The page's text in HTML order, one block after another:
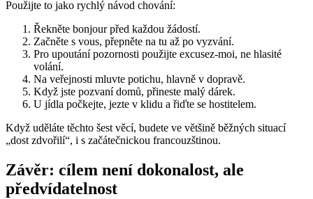
Použijte to jako rychlý návod chování:
Řekněte bonjour před každou žádostí.
Začněte s vous, přepněte na tu až po vyzvání.
Pro upoutání pozornosti použijte excusez-moi, ne hlasité
volání.
Na veřejnosti mluvte potichu, hlavně v dopravě.
Když jste pozvaní domů, přineste malý dárek.
U jídla počkejte, jezte v klidu a řiďte se hostitelem.
Když uděláte těchto šest věcí, budete ve většině běžných situací
„dost zdvořilí“, i s začátečnickou francouzštinou.
Závěr: cílem není dokonalost, ale
předvídatelnost